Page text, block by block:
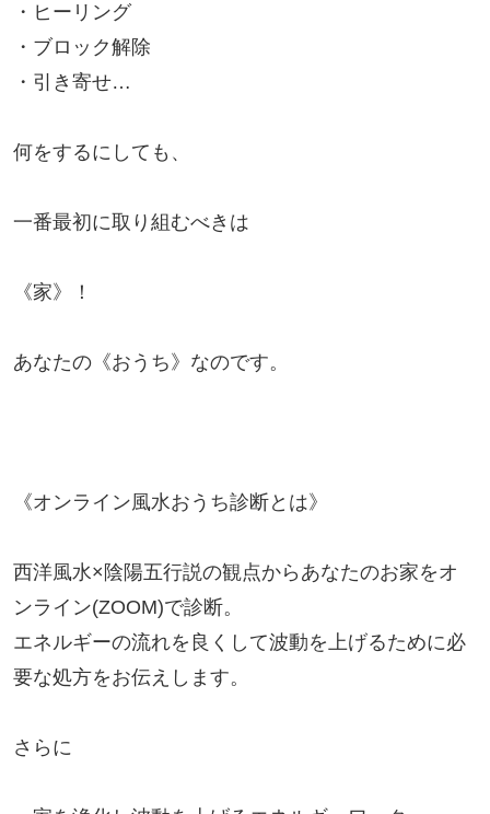
・ヒーリング
・ブロック解除
・引き寄せ…
何をするにしても、
一番最初に取り組むべきは
《家》！
あなたの《おうち》なのです。
《オンライン風水おうち診断とは》
西洋風水×陰陽五行説の観点からあなたのお家をオ
ンライン(ZOOM)で診断。
エネルギーの流れを良くして波動を上げるために必
要な処方をお伝えします。
さらに